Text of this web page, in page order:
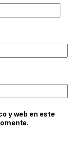
y web en este